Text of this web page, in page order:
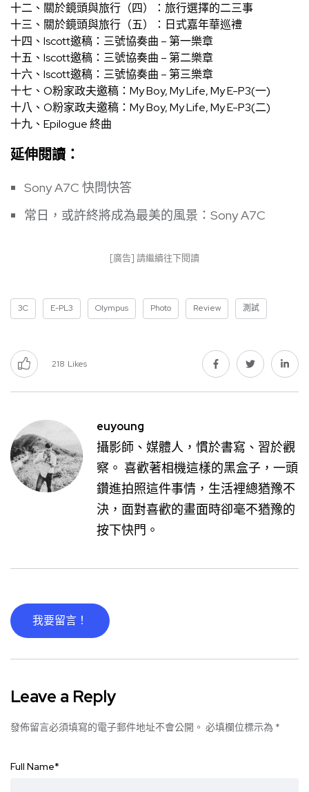
十二、 關於鏡頭與旅行（四）：旅行選擇的二三事
十三、 關於鏡頭與旅行（五）：日式嘉年華巡禮
十四、 lscott邀稿：三號協奏曲 – 第一樂章
十五、 lscott邀稿：三號協奏曲 – 第二樂章
十六、 lscott邀稿：三號協奏曲 – 第三樂章
十七、 O粉家政夫邀稿：My Boy, My Life, My E-P3(一)
十八、 O粉家政夫邀稿：My Boy, My Life, My E-P3(二)
十九、 Epilogue 終曲
延伸閱讀：
Sony A7C 快問快答
常日，或許終將成為最美的風景：Sony A7C
[廣告] 請繼續往下閱讀
3C E-PL3 Olympus Photo Review 測試
218 Likes
euyoung
攝影師、媒體人，慣於書寫、習於觀
察。 喜歡著相機這樣的黑盒子，一頭
鑽進拍照這件事情，生活裡總猶豫不
決，面對喜歡的畫面時卻毫不猶豫的
按下快門。
我要留言！
Leave a Reply
發佈留言必須填寫的電子郵件地址不會公開。 必填欄位標示為 *
Full Name*